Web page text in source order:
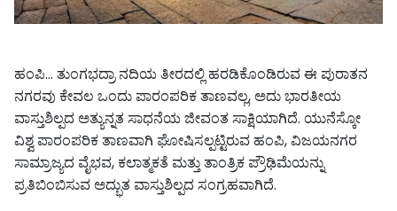
ಹಂಪಿ… ತುಂಗಭದ್ರಾ ನದಿಯ ತೀರದಲ್ಲಿ ಹರಡಿಕೊಂಡಿರುವ ಈ ಪುರಾತನ
ನಗರವು ಕೇವಲ ಒಂದು ಪಾರಂಪರಿಕ ತಾಣವಲ್ಲ, ಅದು ಭಾರತೀಯ
ವಾಸ್ತುಶಿಲ್ಪದ ಅತ್ಯುನ್ನತ ಸಾಧನೆಯ ಜೀವಂತ ಸಾಕ್ಷಿಯಾಗಿದೆ. ಯುನೆಸ್ಕೋ
ವಿಶ್ವ ಪಾರಂಪರಿಕ ತಾಣವಾಗಿ ಘೋಷಿಸಲ್ಪಟ್ಟಿರುವ ಹಂಪಿ, ವಿಜಯನಗರ
ಸಾಮ್ರಾಜ್ಯದ ವೈಭವ, ಕಲಾತ್ಮಕತೆ ಮತ್ತು ತಾಂತ್ರಿಕ ಪ್ರೌಢಿಮೆಯನ್ನು
ಪ್ರತಿಬಿಂಬಿಸುವ ಅದ್ಭುತ ವಾಸ್ತುಶಿಲ್ಪದ ಸಂಗ್ರಹವಾಗಿದೆ.